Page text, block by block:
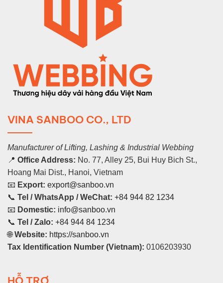
VINA SANBOO CO., LTD
Manufacturer of Lifting, Lashing & Industrial Webbing
📍 Office Address: No. 77, Alley 25, Bui Huy Bich St.,
Hoang Mai Dist., Hanoi, Vietnam
📧 Export: export@sanboo.vn
📞 Tel / WhatsApp / WeChat: +84 944 82 1234
📧 Domestic: info@sanboo.vn
📞 Tel / Zalo: +84 944 84 1234
🌐Website: https://sanboo.vn
Tax Identification Number (Vietnam): 0106203930